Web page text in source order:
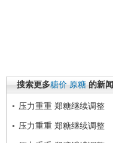
搜索更多糖价 原糖 的新闻
压力重重 郑糖继续调整
压力重重 郑糖继续调整